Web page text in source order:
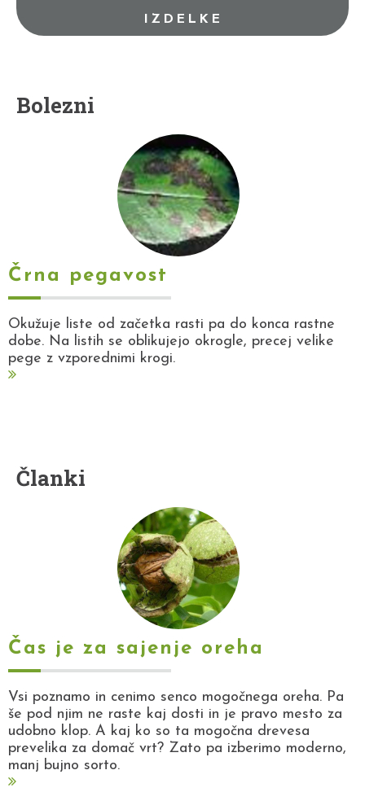
IZDELKE
Bolezni
Črna pegavost
Okužuje liste od začetka rasti pa do konca rastne
dobe. Na listih se oblikujejo okrogle, precej velike
pege z vzporednimi krogi.
Članki
Čas je za sajenje oreha
Vsi poznamo in cenimo senco mogočnega oreha. Pa
še pod njim ne raste kaj dosti in je pravo mesto za
udobno klop. A kaj ko so ta mogočna drevesa
prevelika za domač vrt? Zato pa izberimo moderno,
manj bujno sorto.